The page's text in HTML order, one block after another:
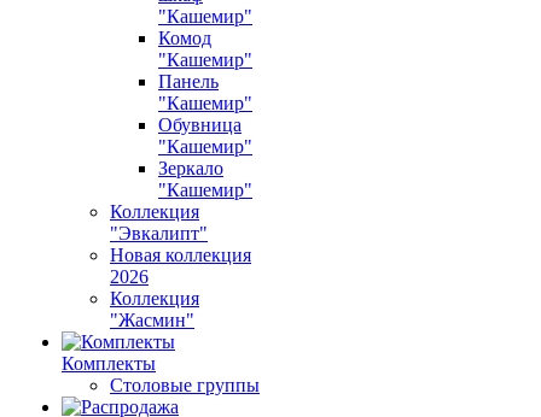
"Кашемир"
Комод
"Кашемир"
Панель
"Кашемир"
Обувница
"Кашемир"
Зеркало
"Кашемир"
Коллекция
"Эвкалипт"
Новая коллекция
2026
Коллекция
"Жасмин"
Комплекты
Столовые группы